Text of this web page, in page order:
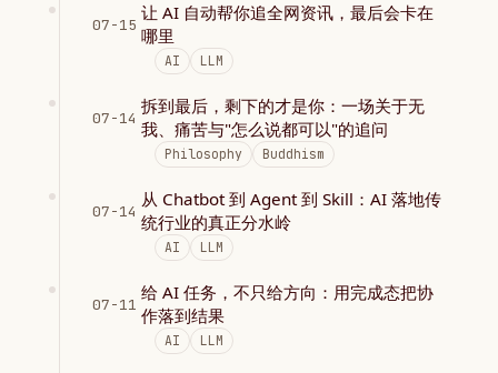
07-15
让 AI 自动帮你追全网资讯，最后会卡在
哪里
AI LLM
07-14
拆到最后，剩下的才是你：一场关于无
我、痛苦与"怎么说都可以"的追问
Philosophy Buddhism
07-14
从 Chatbot 到 Agent 到 Skill：AI 落地传
统行业的真正分水岭
AI LLM
07-11
给 AI 任务，不只给方向：用完成态把协
作落到结果
AI LLM